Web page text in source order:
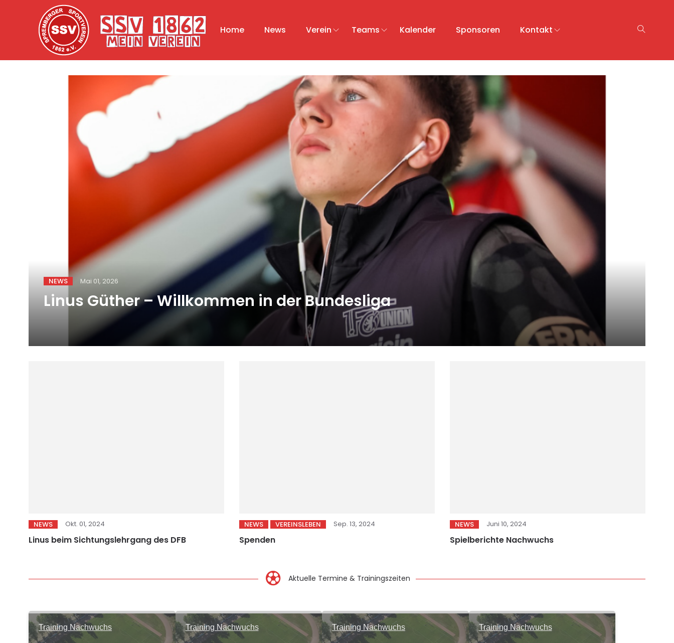
Home News Verein Teams Kalender Sponsoren Kontakt
NEWS Mai 01, 2026
Linus Güther – Willkommen in der Bundesliga
NEWS Okt. 01, 2024
Linus beim Sichtungslehrgang des DFB
NEWS VEREINSLEBEN Sep. 13, 2024
Spenden
NEWS Juni 10, 2024
Spielberichte Nachwuchs
Aktuelle Termine & Trainingszeiten
Training Nachwuchs Training Nachwuchs Training Nachwuchs Training Nachwuchs